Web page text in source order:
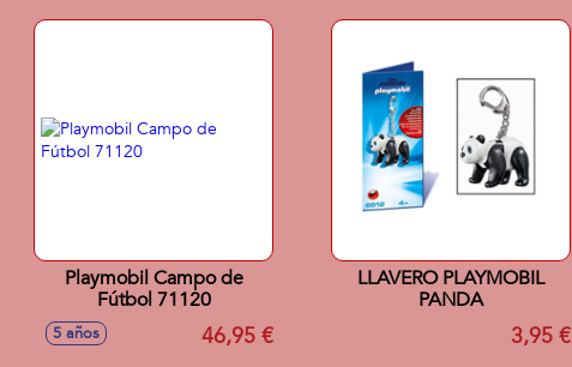
Playmobil Campo de
Fútbol 71120
5 años 46,95 €
LLAVERO PLAYMOBIL
PANDA
3,95 €